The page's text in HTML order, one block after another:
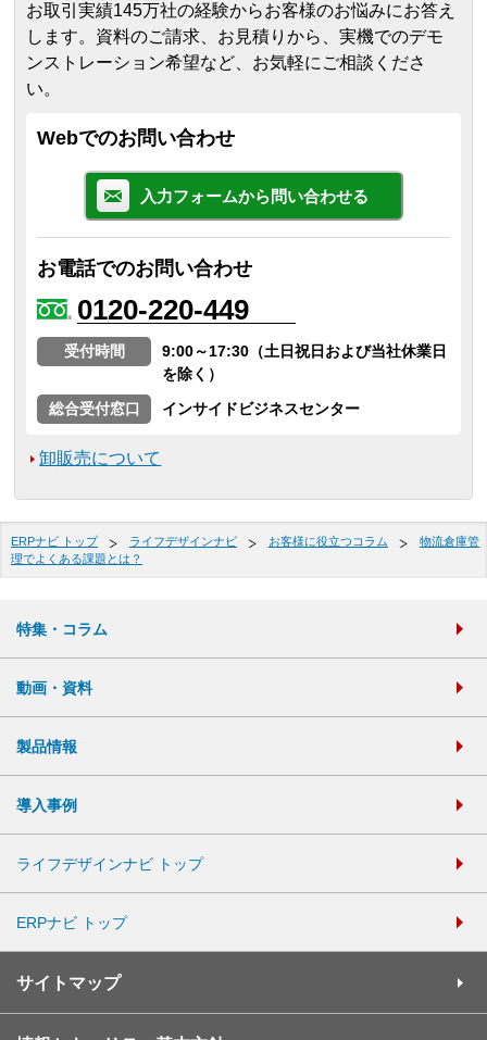
お取引実績145万社の経験からお客様のお悩みにお答え
します。 資料のご請求、お見積りから、実機でのデモ
ンストレーション希望など、お気軽にご相談くださ
い。
Webでのお問い合わせ
入力フォームから問い合わせる
お電話でのお問い合わせ
0120-220-449
受付時間
9:00～17:30（土日祝日および当社休業日
を除く）
総合受付窓口
インサイドビジネスセンター
卸販売について
ERPナビ トップ ライフデザインナビ お客様に役立つコラム
物流倉庫管
理でよくある課題とは？
特集・コラム
動画・資料
製品情報
導入事例
ライフデザインナビ トップ
ERPナビ トップ
サイトマップ